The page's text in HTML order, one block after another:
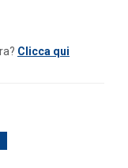
Clicca qui